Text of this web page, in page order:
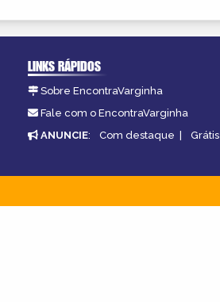
LINKS RÁPIDOS
Sobre EncontraVarginha
Fale com o EncontraVarginha
ANUNCIE: Com destaque | Grátis